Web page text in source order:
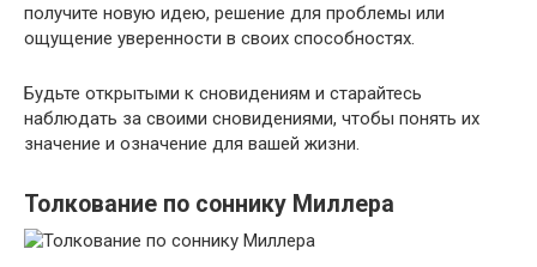
получите новую идею, решение для проблемы или
ощущение уверенности в своих способностях.
Будьте открытыми к сновидениям и старайтесь
наблюдать за своими сновидениями, чтобы понять их
значение и означение для вашей жизни.
Толкование по соннику Миллера